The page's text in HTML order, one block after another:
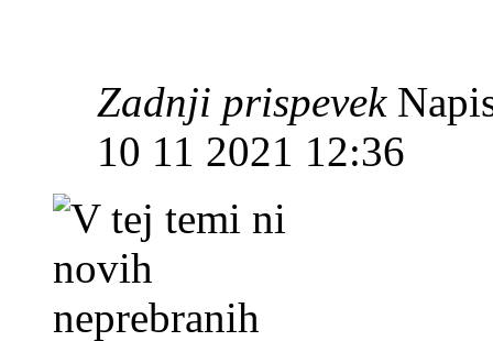
Zadnji prispevek
10 11 2021 12:36